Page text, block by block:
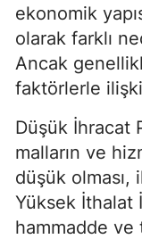
ekonomik
olarak farklı
Ancak
faktörlerle
Düşük İhracat
malların ve
düşük olması,
Yüksek İthalat
hammadde ve